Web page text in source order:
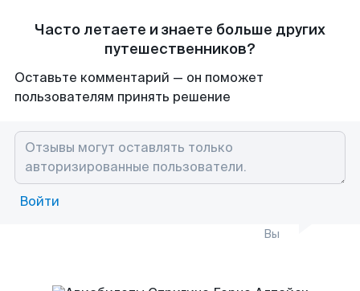
Часто летаете и знаете больше других
путешественников?
Оставьте комментарий — он поможет
пользователям принять решение
Войти
Вы